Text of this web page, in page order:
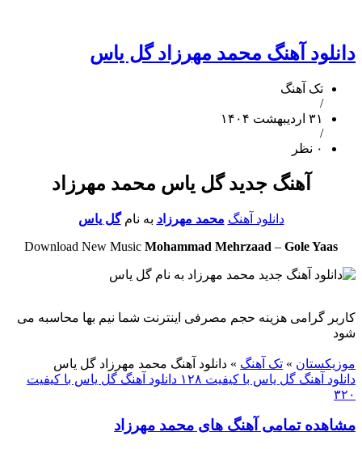
دانلود آهنگ محمد مهرزاد گل یاس
تک آهنگ
/
۳۱ اردیبهشت ۱۴۰۴
/
۰ نظر
آهنگ جدید گل یاس محمد مهرزاد
دانلود آهنگ محمد مهرزاد به نامگل یاس
Download New Music Mohammad Mehrzaad – Gole Yaas
کاربر گرامی هزینه حجم مصرفی اینترنت شما نیم بها محاسبه می
شود
موزیکستان » تک آهنگ » دانلود آهنگ محمد مهرزاد گل یاس
دانلود آهنگ گل یاس با کیفیت ۱۲۸
دانلود آهنگ گل یاس با کیفیت
۳۲۰
مشاهده تمامی آهنگ های محمد مهرزاد